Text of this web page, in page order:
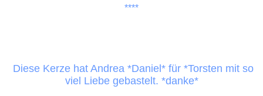
****
Diese Kerze hat Andrea *Daniel* für *Torsten mit so
viel Liebe gebastelt. *danke*